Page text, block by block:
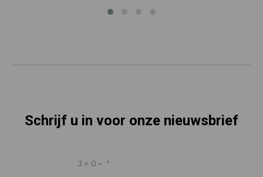
Schrijf u in voor onze nieuwsbrief
3 + 0 = *